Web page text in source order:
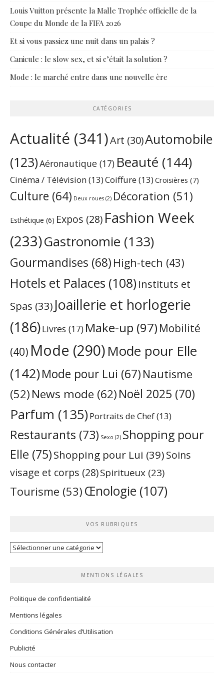
Louis Vuitton présente la Malle Trophée officielle de la
Coupe du Monde de la FIFA 2026
Et si vous passiez une nuit dans un palais ?
Canicule : le slow sex, et si c’était la solution ?
Mode : le marché entre dans une nouvelle ère
CATÉGORIES
Actualité (341)Art (30)Automobile
(123)Aéronautique (17) Beauté (144)
Cinéma / Télévision(13)Coiffure(13) Croisières (7)
Culture (64) Deux roues (2) Décoration (51)
Esthétique (6) Expos (28) Fashion Week
(233)Gastronomie (133)
Gourmandises (68) High-tech (43)
Hotels et Palaces (108) Instituts et
Spas (33) Joaillerie et horlogerie
(186)Livres (17) Make-up (97) Mobilité
(40) Mode (290)Mode pour Elle
(142)Mode pour Lui (67) Nautisme
(52) News mode (62)Noël 2025 (70)
Parfum (135)Portraits de Chef(13)
Restaurants (73) Sexo (2) Shopping pour
Elle (75)Shopping pour Lui (39)Soins
visage et corps (28)Spiritueux (23)
Tourisme (53) Œnologie (107)
VOS RUBRIQUES
Vos
MENTIONS LÉGALES
Politique de confidentialité
Mentions légales
Conditions Générales d’Utilisation
Publicité
Nous contacter